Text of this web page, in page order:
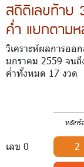
สถิติเลขท้า
ค่ำ แยกตาม
วิเคราะห์ผลการอ
มกราคม 2559 จน
ค่ำทั้งหมด 17 งวด
หลักร้
เลข 0 2